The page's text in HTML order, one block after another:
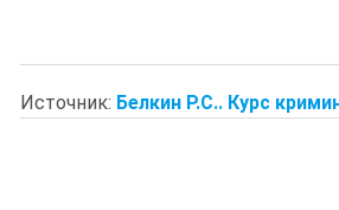
Источник: Белкин Р.С.. Курс